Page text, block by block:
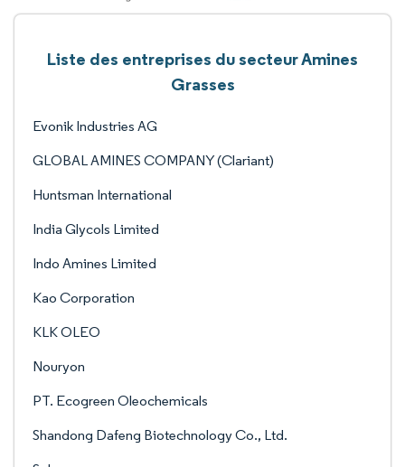
Liste des entreprises du secteur Amines
Grasses
Evonik Industries AG
GLOBAL AMINES COMPANY (Clariant)
Huntsman International
India Glycols Limited
Indo Amines Limited
Kao Corporation
KLK OLEO
Nouryon
PT. Ecogreen Oleochemicals
Shandong Dafeng Biotechnology Co., Ltd.